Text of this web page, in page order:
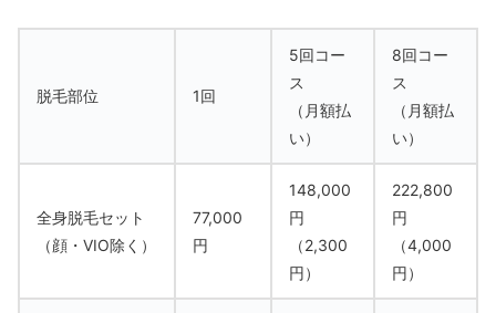
脱毛部位 1回
5回コー
ス
（月額払
い）
8回コー
ス
（月額払
い）
全身脱毛セット
（顔・VIO除く）
77,000
円
148,000
円
（2,300
円）
222,800
円
（4,000
円）